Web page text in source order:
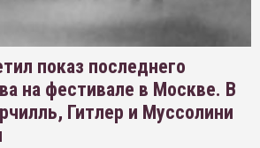
показ последнего
на фестивале в Москве. В
Гитлер и Муссолини